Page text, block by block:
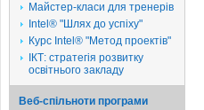
Майстер-класи для тренерів
Intel® "Шлях до успіху"
Курс Intel® "Метод проектів"
ІКТ: стратегія розвитку
освітнього закладу
Веб-спільноти програми